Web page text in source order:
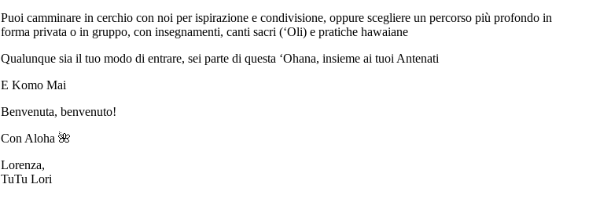
Puoi camminare in cerchio con noi per ispirazione e condivisione, oppure scegliere un percorso più profondo in
forma privata o in gruppo, con insegnamenti, canti sacri (‘Oli) e pratiche hawaiane
Qualunque sia il tuo modo di entrare, sei parte di questa ‘Ohana, insieme ai tuoi Antenati
E Komo Mai
Benvenuta, benvenuto!
Con Aloha 🌺
Lorenza,
TuTu Lori